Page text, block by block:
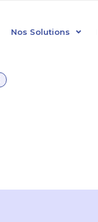
Nos Solutions